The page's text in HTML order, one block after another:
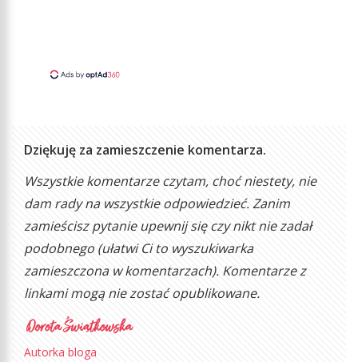
Dziękuję za zamieszczenie komentarza.
Wszystkie komentarze czytam, choć niestety, nie
dam rady na wszystkie odpowiedzieć. Zanim
zamieścisz pytanie upewnij się czy nikt nie zadał
podobnego (ułatwi Ci to wyszukiwarka
zamieszczona w komentarzach). Komentarze z
linkami mogą nie zostać opublikowane.
Autorka bloga